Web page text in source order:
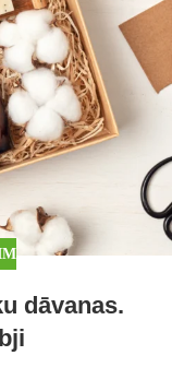
dāvanas.